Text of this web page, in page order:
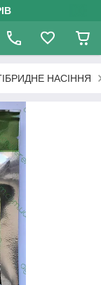
НАСІННЯ